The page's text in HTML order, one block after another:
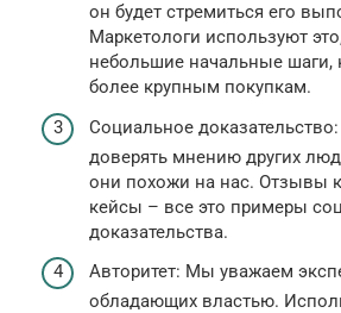
он будет стремиться его
Маркетологи используют
небольшие начальные шаги,
более крупным покупкам.
Социальное
доверять мнению других
они похожи на нас. Отзывы
кейсы – все это примеры
доказательства.
Авторитет: Мы уважаем
обладающих властью.